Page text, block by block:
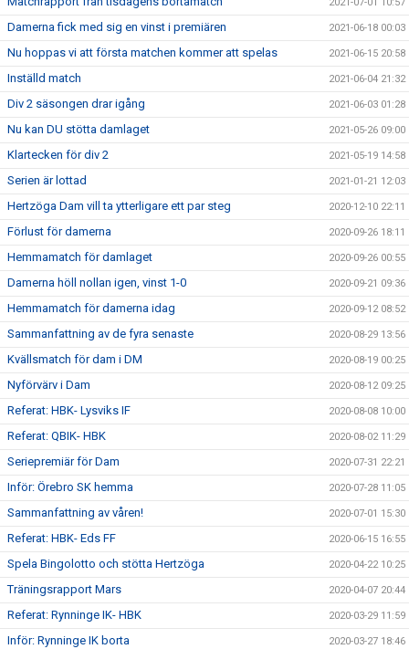
Damerna fick med sig en vinst i premiären 2021-06-18 00:03
Nu hoppas vi att första matchen kommer att spelas 2021-06-15 20:58
Inställd match 2021-06-04 21:32
Div 2 säsongen drar igång 2021-06-03 01:28
Nu kan DU stötta damlaget 2021-05-26 09:00
Klartecken för div 2 2021-05-19 14:58
Serien är lottad 2021-01-21 12:03
Hertzöga Dam vill ta ytterligare ett par steg 2020-12-10 22:11
Förlust för damerna 2020-09-26 18:11
Hemmamatch för damlaget 2020-09-26 00:55
Damerna höll nollan igen, vinst 1-0 2020-09-21 09:36
Hemmamatch för damerna idag 2020-09-12 08:52
Sammanfattning av de fyra senaste 2020-08-29 13:56
Kvällsmatch för dam i DM 2020-08-19 00:25
Nyförvärv i Dam 2020-08-12 09:25
Referat: HBK- Lysviks IF 2020-08-08 10:00
Referat: QBIK- HBK 2020-08-02 11:29
Seriepremiär för Dam 2020-07-31 22:21
Inför: Örebro SK hemma 2020-07-28 11:05
Sammanfattning av våren! 2020-07-01 15:30
Referat: HBK- Eds FF 2020-06-15 16:55
Spela Bingolotto och stötta Hertzöga 2020-04-22 10:25
Träningsrapport Mars 2020-04-07 20:44
Referat: Rynninge IK- HBK 2020-03-29 11:59
Inför: Rynninge IK borta 2020-03-27 18:46